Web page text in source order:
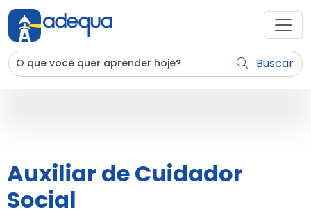
Buscar
Auxiliar de Cuidador
Social